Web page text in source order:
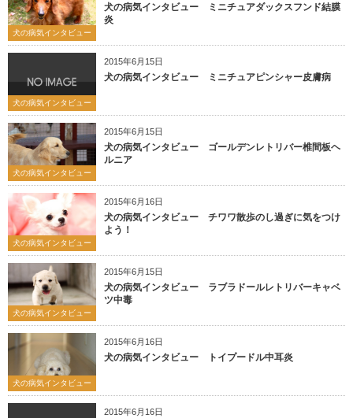
犬の病気インタビュー
犬の病気インタビュー ミニチュアダックスフンド結膜
炎
2015年6月15日
犬の病気インタビュー
犬の病気インタビュー ミニチュアピンシャー皮膚病
2015年6月15日
犬の病気インタビュー
犬の病気インタビュー ゴールデンレトリバー椎間板ヘ
ルニア
2015年6月16日
犬の病気インタビュー
犬の病気インタビュー チワワ散歩のし過ぎに気をつけ
よう！
2015年6月15日
犬の病気インタビュー
犬の病気インタビュー ラブラドールレトリバーキャベ
ツ中毒
2015年6月16日
犬の病気インタビュー
犬の病気インタビュー トイプードル中耳炎
2015年6月16日